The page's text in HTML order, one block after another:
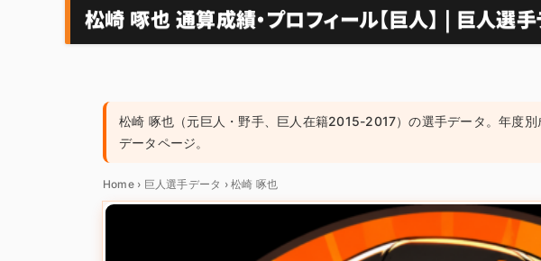
松崎 啄也 通算成績・プロフィール【巨人】 | 巨人選
松崎 啄也（元巨人・野手、巨人在籍2015-2017）の選手データ。年度
データページ。
Home› 巨人選手データ ›松崎 啄也